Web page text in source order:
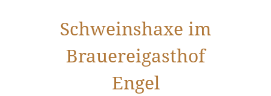
Schweinshaxe im
Brauereigasthof
Engel